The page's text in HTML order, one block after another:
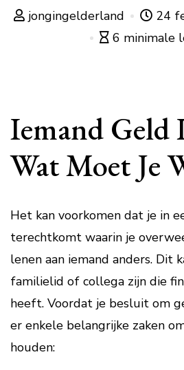
jongingelderland 24
6 minimale
Iemand Geld
Wat Moet Je
Het kan voorkomen dat je in
terechtkomt waarin je
lenen aan iemand anders. Dit
familielid of collega zijn die
heeft. Voordat je besluit om
er enkele belangrijke zaken
houden: